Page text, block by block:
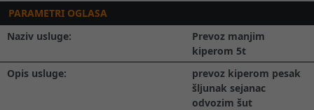
PARAMETRI OGLASA
Naziv usluge:
Prevoz manjim
kiperom 5t
Opis usluge:
prevoz kiperom pesak
šljunak sejanac
odvozim šut